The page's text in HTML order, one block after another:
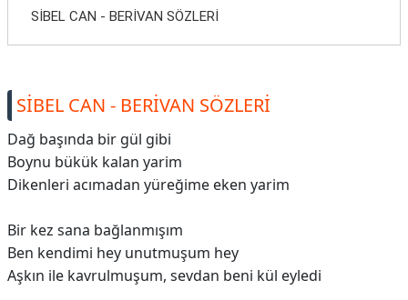
SİBEL CAN - BERİVAN SÖZLERİ
SİBEL CAN - BERİVAN SÖZLERİ
Dağ başında bir gül gibi
Boynu bükük kalan yarim
Dikenleri acımadan yüreğime eken yarim
Bir kez sana bağlanmışım
Ben kendimi hey unutmuşum hey
Aşkın ile kavrulmuşum, sevdan beni kül eyledi